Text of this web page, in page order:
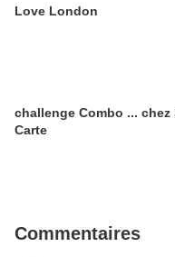
Love London
challenge Combo ... chez
Carte
Commentaires